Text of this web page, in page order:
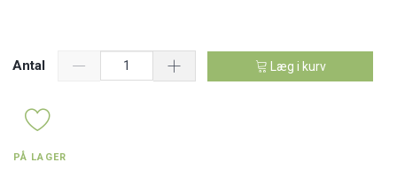
Antal Læg i kurv
PÅ LAGER